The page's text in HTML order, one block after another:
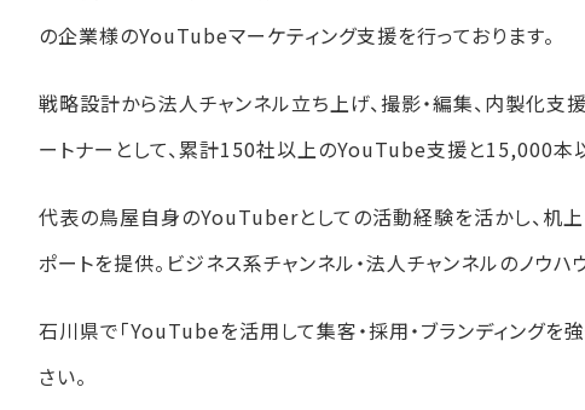
の企業様のYouTubeマーケティング支援を行っております。
戦略設計から法人チャンネル立ち上げ、撮影・編集、内製化
ートナーとして、累計150社以上のYouTube支援と15,000本
代表の鳥屋自身のYouTuberとしての活動経験を活かし、机
ポートを提供。ビジネス系チャンネル・法人チャンネルのノウハ
石川県で「YouTubeを活用して集客・採用・ブランディングを
さい。